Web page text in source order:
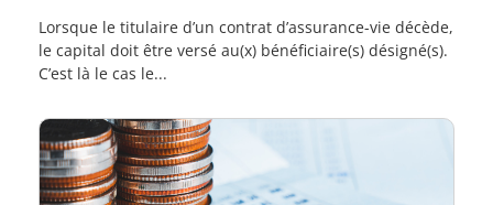
Lorsque le titulaire d’un contrat d’assurance-vie décède,
le capital doit être versé au(x) bénéficiaire(s) désigné(s).
C’est là le cas le...